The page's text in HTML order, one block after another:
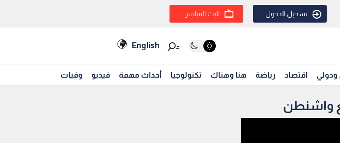
تسجيل الدخول البث المباشر
English
ودولي اقتصاد رياضة هنا وهناك تكنولوجيا أحداث مهمة فيديو وفيات
واشنطن